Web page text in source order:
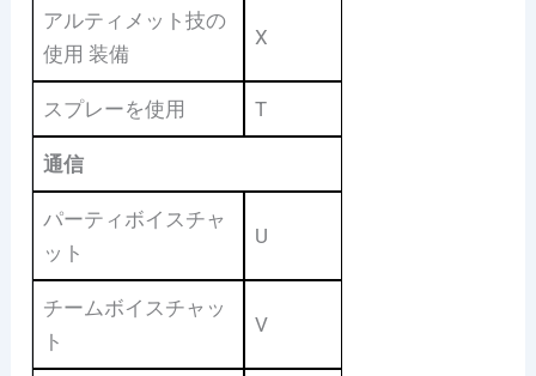
アルティメット技の
使用 装備
X
スプレーを使用 T
通信
パーティボイスチャ
ット
U
チームボイスチャッ
ト
V